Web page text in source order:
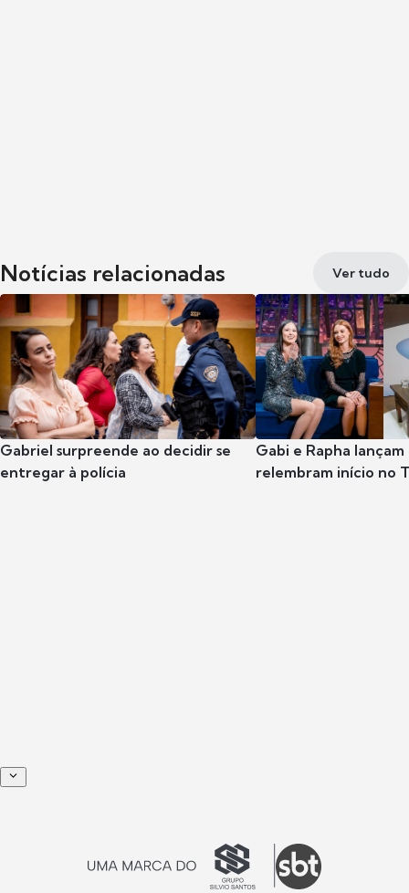
Notícias relacionadas Ver tudo
Gabriel surpreende ao decidir se
entregar à polícia
Gabi e Rapha
relembram início no